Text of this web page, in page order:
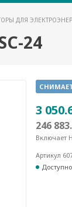
ДЛЯ
24
3
246
Включает
Артикул